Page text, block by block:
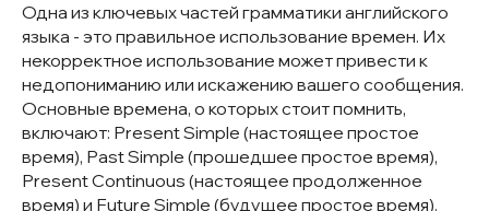
Одна из ключевых частей грамматики английского
языка - это правильное использование времен. Их
некорректное использование может привести к
недопониманию или искажению вашего сообщения.
Основные времена, о которых стоит помнить,
включают: Present Simple (настоящее простое
время), Past Simple (прошедшее простое время),
Present Continuous (настоящее продолженное
время) и Future Simple (будущее простое время).